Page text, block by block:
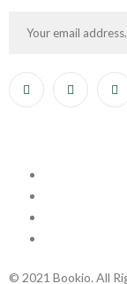
© 2021 Bookio. All